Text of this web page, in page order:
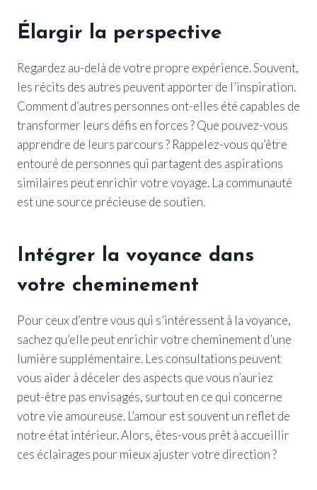
Élargir la perspective
Regardez au-delà de votre propre expérience. Souvent,
les récits des autres peuvent apporter de l’inspiration.
Comment d’autres personnes ont-elles été capables de
transformer leurs défis en forces ? Que pouvez-vous
apprendre de leurs parcours ? Rappelez-vous qu’être
entouré de personnes qui partagent des aspirations
similaires peut enrichir votre voyage. La communauté
est une source précieuse de soutien.
Intégrer la voyance dans
votre cheminement
Pour ceux d’entre vous qui s’intéressent à la voyance,
sachez qu’elle peut enrichir votre cheminement d’une
lumière supplémentaire. Les consultations peuvent
vous aider à déceler des aspects que vous n’auriez
peut-être pas envisagés, surtout en ce qui concerne
votre vie amoureuse. L’amour est souvent un reflet de
notre état intérieur. Alors, êtes-vous prêt à accueillir
ces éclairages pour mieux ajuster votre direction ?